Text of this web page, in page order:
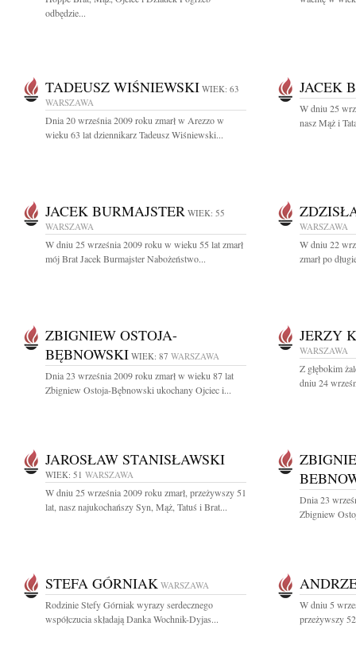
odbędzie...
TADEUSZ WIŚNIEWSKI WIEK: 63
WARSZAWA
Dnia 20 września 2009 roku zmarł w Arezzo w
wieku 63 lat dziennikarz Tadeusz Wiśniewski...
JACEK
W dniu 25
nasz Mąż i
JACEK BURMAJSTER WIEK: 55
WARSZAWA
W dniu 25 września 2009 roku w wieku 55 lat zmarł
mój Brat Jacek Burmajster Nabożeństwo...
WARSZAWA
W dniu 22
zmarł po
ZBIGNIEW OSTOJA-
BĘBNOWSKI WIEK: 87 WARSZAWA
Dnia 23 września 2009 roku zmarł w wieku 87 lat
Zbigniew Ostoja-Bębnowski ukochany Ojciec i...
JERZY
WARSZAWA
Z głębokim
dniu 24
JAROSŁAW STANISŁAWSKI
WIEK: 51 WARSZAWA
W dniu 25 września 2009 roku zmarł, przeżywszy 51
lat, nasz najukochańszy Syn, Mąż, Tatuś i Brat...
Dnia 23
Zbigniew
STEFA GÓRNIAK WARSZAWA
Rodzinie Stefy Górniak wyrazy serdecznego
współczucia składają Danka Wochnik-Dyjas...
W dniu 5
przeżywszy